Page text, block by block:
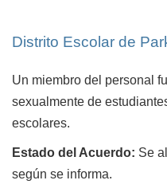
Distrito Escolar de
Un miembro del personal
sexualmente de
escolares.
Estado del Acuerdo: Se
según se informa.